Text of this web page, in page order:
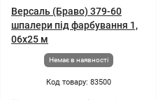
Версаль (Браво) 379-60
шпалери під фарбування 1,
06x25 м
Немає в наявності
Код товару: 83500